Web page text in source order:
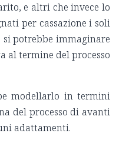
e altri che invece lo
per cassazione i soli
potrebbe immaginare
al termine del processo
modellarlo in termini
del processo di avanti
adattamenti.